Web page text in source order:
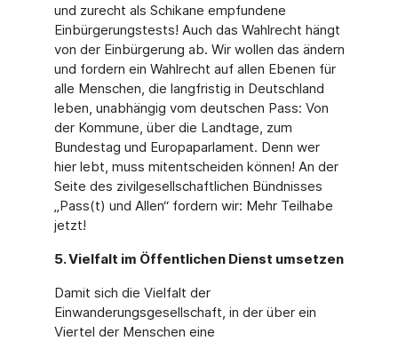
und zurecht als Schikane empfundene
Einbürgerungstests! Auch das Wahlrecht hängt
von der Einbürgerung ab. Wir wollen das ändern
und fordern ein Wahlrecht auf allen Ebenen für
alle Menschen, die langfristig in Deutschland
leben, unabhängig vom deutschen Pass: Von
der Kommune, über die Landtage, zum
Bundestag und Europaparlament. Denn wer
hier lebt, muss mitentscheiden können! An der
Seite des zivilgesellschaftlichen Bündnisses
„Pass(t) und Allen“ fordern wir: Mehr Teilhabe
jetzt!
5. Vielfalt im Öffentlichen Dienst umsetzen
Damit sich die Vielfalt der
Einwanderungsgesellschaft, in der über ein
Viertel der Menschen eine